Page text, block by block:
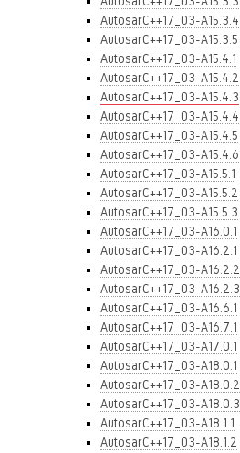
AutosarC++17_03-A15.3.4
AutosarC++17_03-A15.3.5
AutosarC++17_03-A15.4.1
AutosarC++17_03-A15.4.2
AutosarC++17_03-A15.4.3
AutosarC++17_03-A15.4.4
AutosarC++17_03-A15.4.5
AutosarC++17_03-A15.4.6
AutosarC++17_03-A15.5.1
AutosarC++17_03-A15.5.2
AutosarC++17_03-A15.5.3
AutosarC++17_03-A16.0.1
AutosarC++17_03-A16.2.1
AutosarC++17_03-A16.2.2
AutosarC++17_03-A16.2.3
AutosarC++17_03-A16.6.1
AutosarC++17_03-A16.7.1
AutosarC++17_03-A17.0.1
AutosarC++17_03-A18.0.1
AutosarC++17_03-A18.0.2
AutosarC++17_03-A18.0.3
AutosarC++17_03-A18.1.1
AutosarC++17_03-A18.1.2